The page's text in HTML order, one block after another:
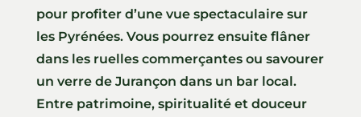
pour profiter d’une vue spectaculaire sur
les Pyrénées. Vous pourrez ensuite flâner
dans les ruelles commerçantes ou savourer
un verre de Jurançon dans un bar local.
Entre patrimoine, spiritualité et douceur